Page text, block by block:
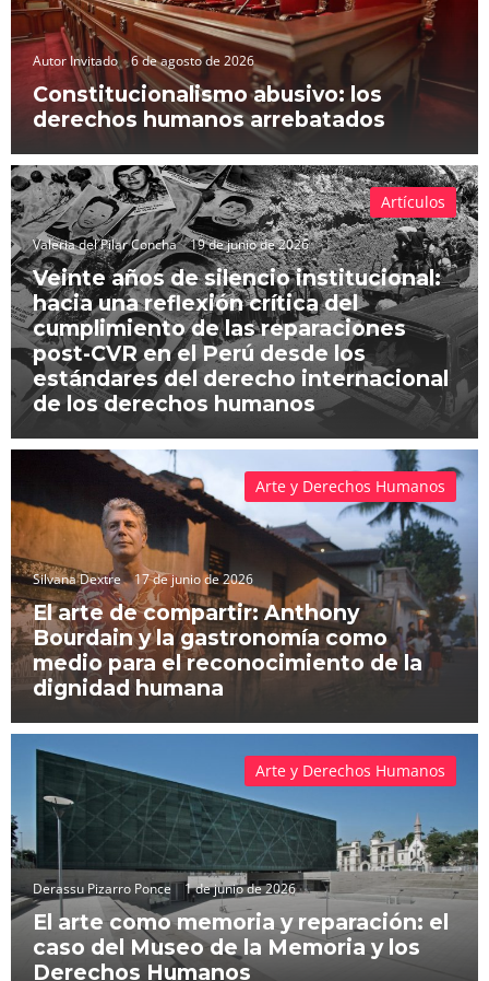
Autor Invitado 6 de agosto de 2026
Constitucionalismo abusivo: los
derechos humanos arrebatados
Valeria del Pilar Concha 19 de junio de 2026
Veinte años de silencio institucional:
hacia una reflexión crítica del
cumplimiento de las reparaciones
post-CVR en el Perú desde los
estándares del derecho internacional
de los derechos humanos
Artículos
Silvana Dextre 17 de junio de 2026
El arte de compartir: Anthony
Bourdain y la gastronomía como
medio para el reconocimiento de la
dignidad humana
Arte y Derechos Humanos
Derassu Pizarro Ponce 1 de junio de 2026
El arte como memoria y reparación: el
caso del Museo de la Memoria y los
Derechos Humanos
Arte y Derechos Humanos